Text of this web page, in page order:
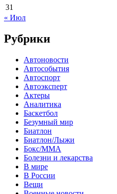
31
« Июл
Рубрики
Автоновости
Автособытия
Автоспорт
Автоэксперт
Актеры
Аналитика
Баскетбол
Безумный мир
Биатлон
Биатлон/Лыжи
Бокс/MMA
Болезни и лекарства
В мире
В России
Вещи